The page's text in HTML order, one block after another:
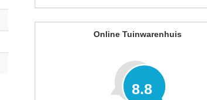
Online Tuinwarenhuis
8.8